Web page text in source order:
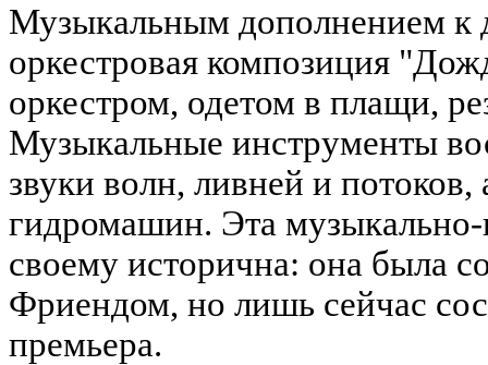
Музыкальным дополнением к
оркестровая композиция
оркестром, одетом в плащи,
Музыкальные инструменты
звуки волн, ливней и потоков,
гидромашин. Эта
своему исторична: она была
Фриендом, но лишь сейчас
премьера.